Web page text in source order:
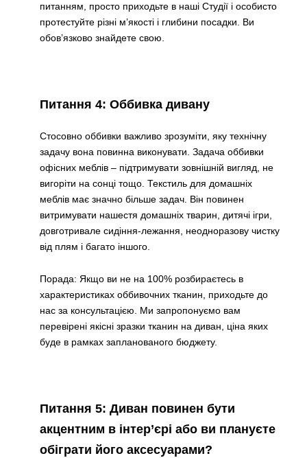
питанням, просто приходьте в наші Студії і особисто
протестуйте різні м’якості і глибини посадки. Ви
обов’язково знайдете свою.
Питання 4: Оббивка дивану
Стосовно оббивки важливо зрозуміти, яку технічну
задачу вона повинна виконувати. Задача оббивки
офісних меблів – підтримувати зовнішній вигляд, не
вигоріти на сонці тощо. Текстиль для домашніх
меблів має значно більше задач. Він повинен
витримувати нашестя домашніх тварин, дитячі ігри,
довготривале сидіння-лежання, неодноразову чистку
від плям і багато іншого.
Порада: Якщо ви не на 100% розбираєтесь в
характеристиках оббивочних тканин, приходьте до
нас за консультацією. Ми запропонуємо вам
перевірені якісні зразки тканин на диван, ціна яких
буде в рамках запланованого бюджету.
Питання 5: Диван повинен бути
акцентним в інтер’єрі або ви плануєте
обіграти його аксесуарами?